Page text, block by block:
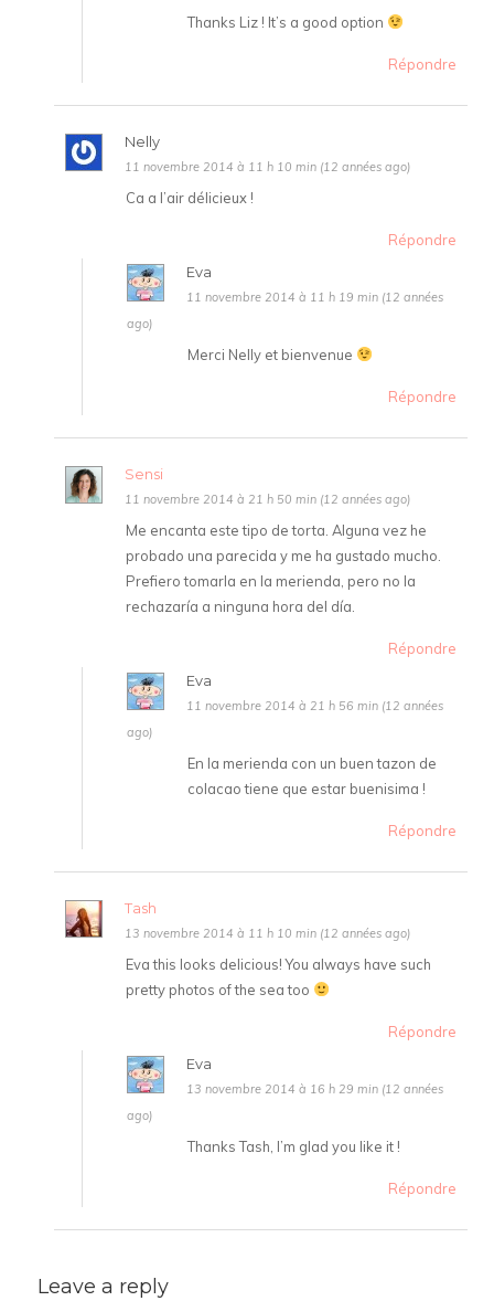
Thanks Liz ! It’s a good option
Répondre
Nelly
11 novembre 2014 à 11 h 10 min (12 années ago)
Ca a l’air délicieux !
Répondre
Eva
11 novembre 2014 à 11 h 19 min (12 années
ago)
Merci Nelly et bienvenue
Répondre
Sensi
11 novembre 2014 à 21 h 50 min (12 années ago)
Me encanta este tipo de torta. Alguna vez he
probado una parecida y me ha gustado mucho.
Prefiero tomarla en la merienda, pero no la
rechazaría a ninguna hora del día.
Répondre
Eva
11 novembre 2014 à 21 h 56 min (12 années
ago)
En la merienda con un buen tazon de
colacao tiene que estar buenisima !
Répondre
Tash
13 novembre 2014 à 11 h 10 min (12 années ago)
Eva this looks delicious! You always have such
pretty photos of the sea too
Répondre
Eva
13 novembre 2014 à 16 h 29 min (12 années
ago)
Thanks Tash, I’m glad you like it !
Répondre
Leave a reply